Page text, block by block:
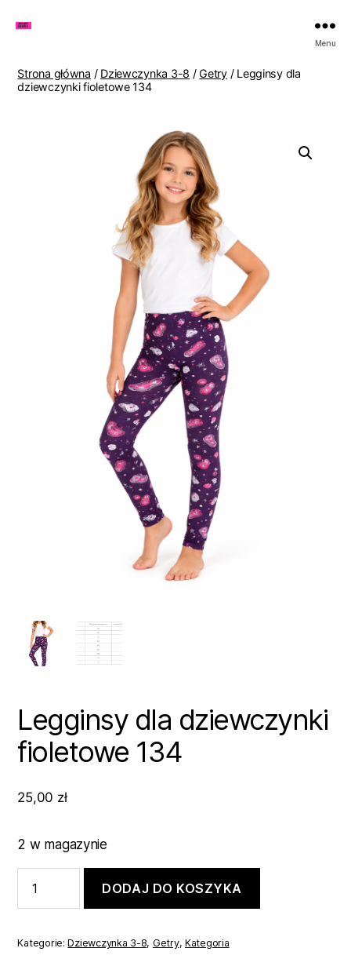
Lenki
Menu
Strona główna / Dziewczynka 3-8 /Getry/ Legginsy dla
dziewczynki fioletowe 134
Legginsy dla dziewczynki
fioletowe 134
25,00 zł
2 w magazynie
Legginsy
dla
fioletowe
DODAJ DO KOSZYKA
Kategorie:Dziewczynka 3-8, Getry, Kategoria